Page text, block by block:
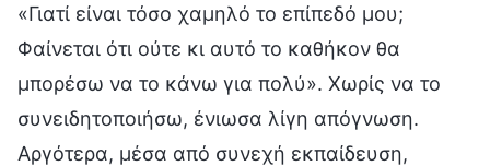
«Γιατί είναι τόσο χαμηλό το επίπεδό μου;
Φαίνεται ότι ούτε κι αυτό το καθήκον θα
μπορέσω να το κάνω για πολύ». Χωρίς να το
συνειδητοποιήσω, ένιωσα λίγη απόγνωση.
Αργότερα, μέσα από συνεχή εκπαίδευση,